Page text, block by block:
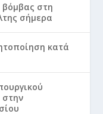
βόμβας στη
σήμερα
κατά
στην